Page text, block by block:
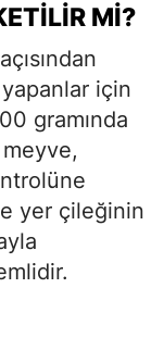
MI?
için
gramında
yer çileğinin